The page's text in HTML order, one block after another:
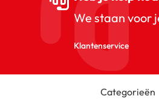
We staan voor
Klantenservice
Categorieën